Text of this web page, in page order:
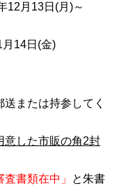
12月13日(月)～
月14日(金)
または持参してく
意した市販の角2封
書類在中」
と朱書